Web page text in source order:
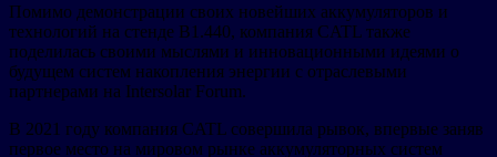
Помимо демонстрации своих новейших аккумуляторов и
технологий на стенде B1.440, компания CATL также
поделилась своими мыслями и инновационными идеями о
будущем систем накопления энергии с отраслевыми
партнерами на Intersolar Forum.
В 2021 году компания CATL совершила рывок, впервые заняв
первое место на мировом рынке аккумуляторных систем